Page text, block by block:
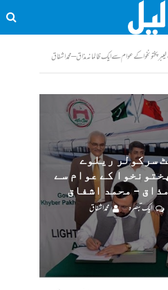
کے عوام سے ایک ظالمانہ مذاق – محمد اشفاق
سرکولر ریلوے
کے عوام سے
– محمد اشفاق
ایک تبصرہ محمد اشفاق